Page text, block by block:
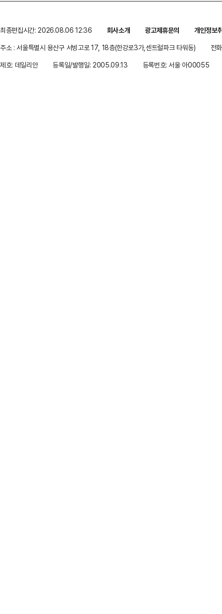
최종편집시간: 2026.08.06 12:36 회사소개 광고제휴문의
개인정보
주소 : 서울특별시 용산구 서빙고로 17, 18층(한강로3가,센트럴파크 타워동)
전
제호: 데일리안
등록일/발행일: 2005.09.13 등록번호: 서울 아00055